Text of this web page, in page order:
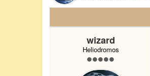
wizard
Heliodromos